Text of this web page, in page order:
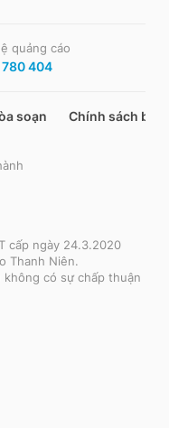
quảng cáo
404
soạn Chính sách bảo
cấp ngày 24.3.2020
Thanh Niên.
có sự chấp thuận